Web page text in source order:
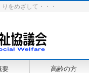
をめざして・・・
要 高齢の方